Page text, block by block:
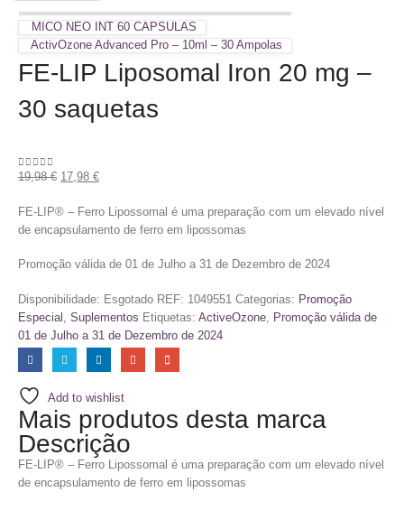
MICO NEO INT 60 CAPSULAS
ActivOzone Advanced Pro – 10ml – 30 Ampolas
FE-LIP Liposomal Iron 20 mg –
30 saquetas
0out of 5
19,98€ 17,98 €
FE-LIP® – Ferro Lipossomal é uma preparação com um elevado nível
de encapsulamento de ferro em lipossomas
Promoção válida de 01 de Julho a 31 de Dezembro de 2024
Disponibilidade: Esgotado REF: 1049551 Categorias: Promoção
Especial Suplementos Etiquetas: ActiveOzone Promoção válida de
01 de Julho a 31 de Dezembro de 2024
Add to wishlist
Mais produtos desta marca
Descrição
FE-LIP® – Ferro Lipossomal é uma preparação com um elevado nível
de encapsulamento de ferro em lipossomas